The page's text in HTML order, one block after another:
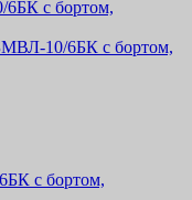
10/6БК с бортом,